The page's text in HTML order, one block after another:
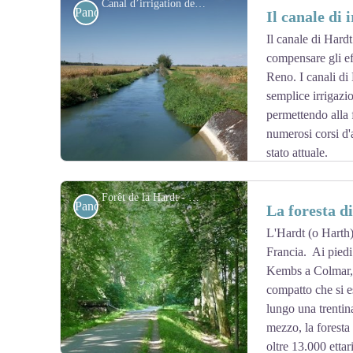
View picture in full screen
all'affondamento della falda freatica, limita lo sviluppo
costituito da sottobosco ceduo a bassa produttività,
botanico. Alcune associazioni di piante della steppa
nell'Europa dell'Est, in particolare nel bacino del
delle sue uniche stazioni francesi. I margini erbacei
sanguigno, il cui carattere continentale è illustrato
poco diffusa in Francia.
Riserve naturali di Francia
Canal d’irrigation de la Hardt et la Via Columbani à Bantzenheim - Les Amis de saint Colomban
View picture in full screen
Panoramiche Il canale di
Il canale di
compensare gli
Reno. I canali di
semplice
permettendo alla
numerosi corsi
stato attuale.
Forêt de la Hardt - Réserves naturelles de France
Panoramiche La foresta
L'Hardt (o
Francia. Ai piedi
Kembs a
compatto che si
lungo una
mezzo, la
oltre 13.000